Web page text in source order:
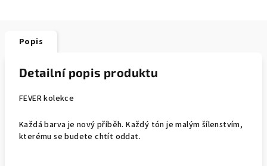
Popis
Detailní popis produktu
FEVER kolekce
Každá barva je nový příběh. Každý tón je malým šílenstvím,
kterému se budete chtít oddat.